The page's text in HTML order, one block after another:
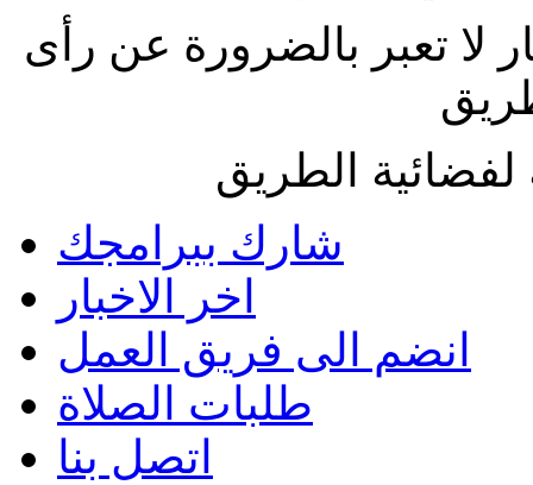
لا تعبر بالضرورة عن رأى
الطريق
شارك ببرامجك
اخر الاخبار
انضم الى فريق العمل
طلبات الصلاة
اتصل بنا